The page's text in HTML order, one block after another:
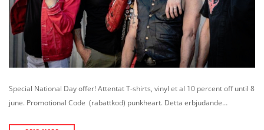
Special National Day offer! Attentat T-shirts, vinyl et al 10 percent off until 8
june. Promotional Code (rabattkod) punkheart. Detta erbjudande…